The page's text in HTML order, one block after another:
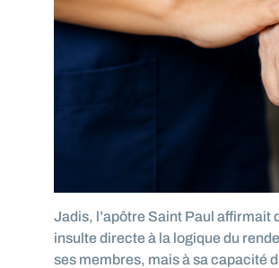
Jadis, l’apôtre Saint Paul affirmait
insulte directe à la logique du
ses membres, mais à sa capacité